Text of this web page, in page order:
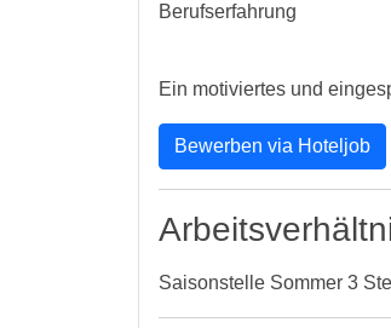
Berufserfahrung
Ein motiviertes und
Bewerben via Hoteljob
Saisonstelle Sommer 3